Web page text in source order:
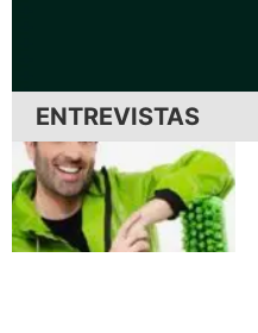
ENTREVISTAS